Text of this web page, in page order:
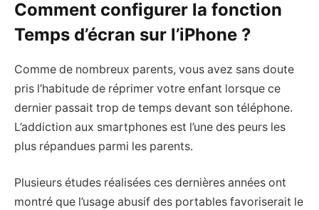
Comment configurer la fonction
Temps d’écran sur l’iPhone ?
Comme de nombreux parents, vous avez sans doute
pris l’habitude de réprimer votre enfant lorsque ce
dernier passait trop de temps devant son téléphone.
L’addiction aux smartphones est l’une des peurs les
plus répandues parmi les parents.
Plusieurs études réalisées ces dernières années ont
montré que l’usage abusif des portables favoriserait le